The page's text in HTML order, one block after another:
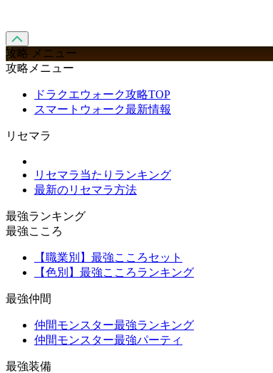
攻略 メニュー
攻略メニュー
ドラクエウォーク攻略TOP
スマートウォーク最新情報
リセマラ
リセマラ当たりランキング
最新のリセマラ方法
最強ランキング
最強こころ
【職業別】最強こころセット
【色別】最強こころランキング
最強仲間
仲間モンスター最強ランキング
仲間モンスター最強パーティ
最強装備